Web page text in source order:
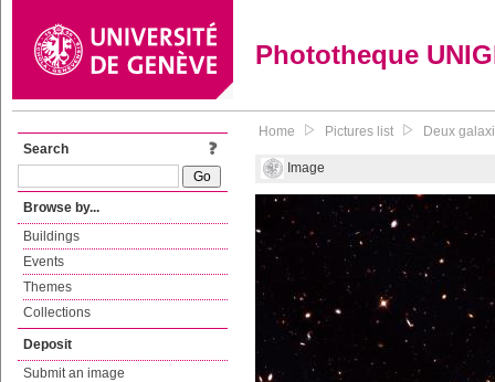
Phototheque
Search
Browse by...
Buildings
Events
Themes
Collections
Deposit
Submit an image
Home Pictures list Deux
Image